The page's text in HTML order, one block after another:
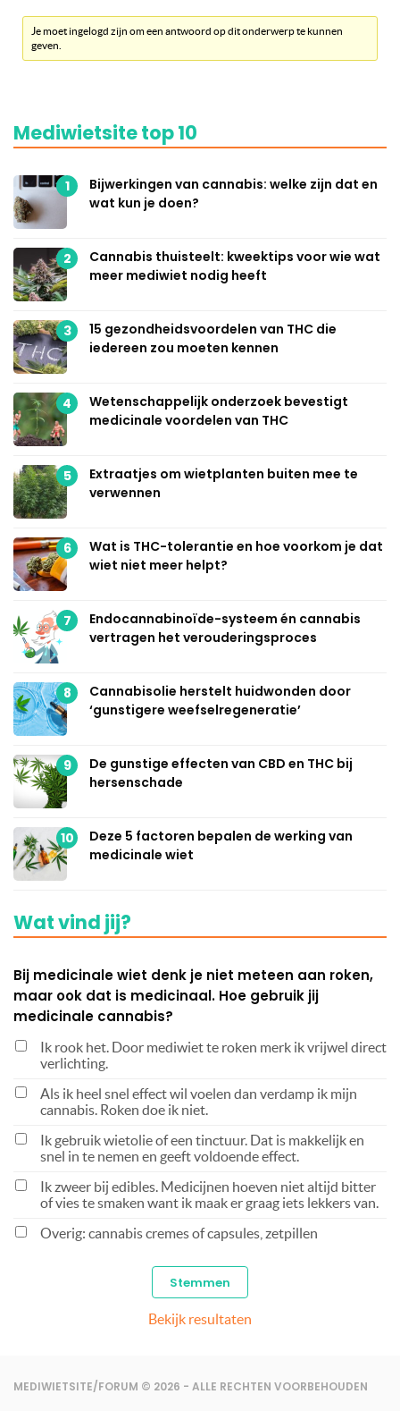
Je moet ingelogd zijn om een antwoord op dit onderwerp te kunnen
geven.
Mediwietsite top 10
1
Bijwerkingen van cannabis: welke zijn dat en
wat kun je doen?
2
Cannabis thuisteelt: kweektips voor wie wat
meer mediwiet nodig heeft
3
15 gezondheidsvoordelen van THC die
iedereen zou moeten kennen
4
Wetenschappelijk onderzoek bevestigt
medicinale voordelen van THC
5
Extraatjes om wietplanten buiten mee te
verwennen
6
Wat is THC-tolerantie en hoe voorkom je dat
wiet niet meer helpt?
7
Endocannabinoïde-systeem én cannabis
vertragen het verouderingsproces
8
Cannabisolie herstelt huidwonden door
‘gunstigere weefselregeneratie’
9
De gunstige effecten van CBD en THC bij
hersenschade
10
Deze 5 factoren bepalen de werking van
medicinale wiet
Wat vind jij?
Bij medicinale wiet denk je niet meteen aan roken,
maar ook dat is medicinaal. Hoe gebruik jij
medicinale cannabis?
Ik rook het. Door mediwiet te roken merk ik vrijwel direct
verlichting.
Als ik heel snel effect wil voelen dan verdamp ik mijn
cannabis. Roken doe ik niet.
Ik gebruik wietolie of een tinctuur. Dat is makkelijk en
snel in te nemen en geeft voldoende effect.
Ik zweer bij edibles. Medicijnen hoeven niet altijd bitter
of vies te smaken want ik maak er graag iets lekkers van.
Overig: cannabis cremes of capsules, zetpillen
Bekijk resultaten
MEDIWIETSITE/FORUM © 2026 - ALLE RECHTEN VOORBEHOUDEN